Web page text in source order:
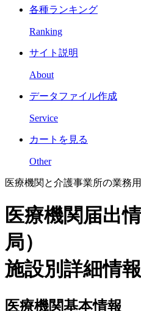
各種ランキング
Ranking
サイト説明
About
データファイル作成
Service
カートを見る
Other
医療機関と介護事業所の業務
医療機関届出
局）
施設別詳細情報
医療機関基本情報